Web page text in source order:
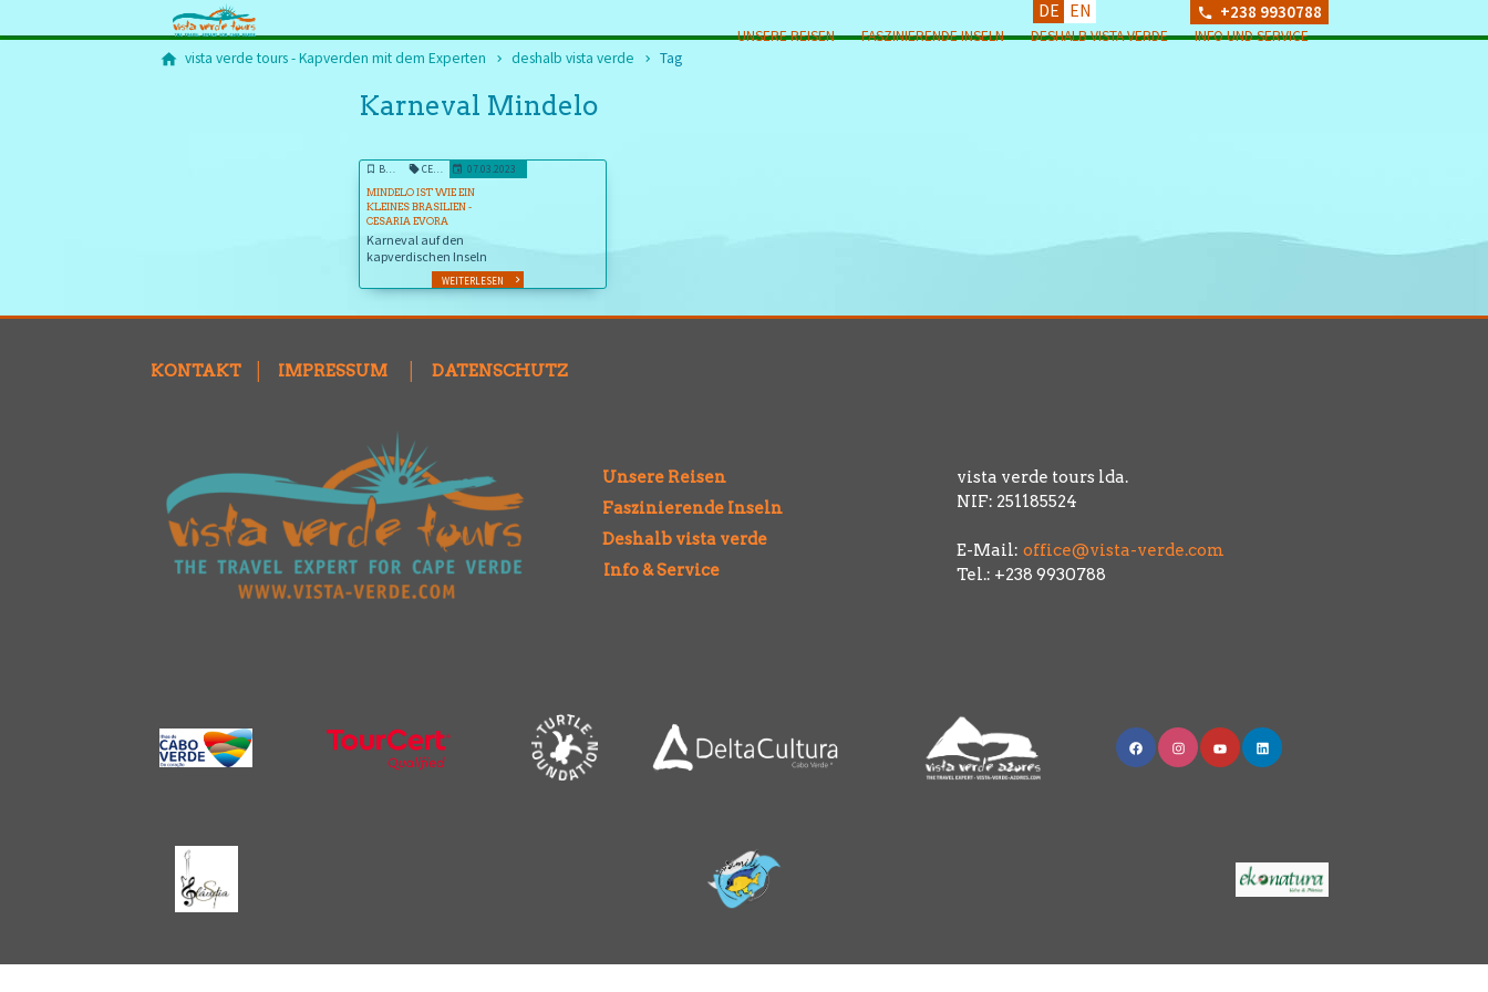
UNSERE REISEN FASZINIERENDE INSELN DESHALB VISTA VERDE INFO UND SERVICE
+238 9930788
DE EN
vista verde tours - Kapverden mit dem Experten deshalb vista verde Tag
Karneval Mindelo
BLOG CESÁRIA ÈVORA 07.03.2023
MINDELO IST WIE EIN
KLEINES BRASILIEN -
CESARIA EVORA
Karneval auf den
kapverdischen Inseln
WEITERLESEN
KONTAKT IMPRESSUM DATENSCHUTZ
Unsere Reisen
Faszinierende Inseln
Deshalb vista verde
Info & Service
vista verde tours lda.
NIF: 251185524
E-Mail: office@vista-verde.com
Tel.: +238 9930788